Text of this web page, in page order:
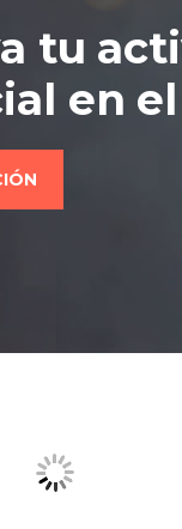
tu
en